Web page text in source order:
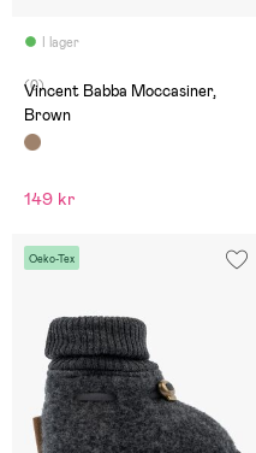
I lager
(0)
Vincent Babba Moccasiner,
Brown
149 kr
Oeko-Tex